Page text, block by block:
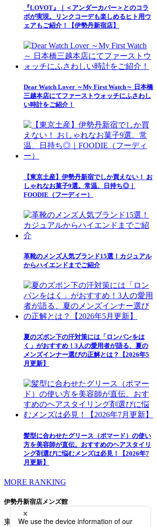
『LOVOT』｜＜アンダーカバー＞とのコラ
ボが実現。リンクコーデも楽しめるヒト用ウ
ェアもご紹介！【伊勢丹新宿店】
Dear Watch Lover ～My First Watch～ 日本橋
三越本店にてファーストウォッチにふさわし
い時計をご紹介！
【東京土産】伊勢丹新宿でしか買えない！ お
しゃれなお菓子9選。常温、日持ち◎｜
FOODIE（フーディー）
革靴のメンズ人気ブランド15選！カジュアル
からハイエンドまでご紹介
夏のズボン下の汗対策には「ロンパンをは
く」がおすすめ！3人の愛用者が語る、夏の
メンズインナー選びの正解とは？【2026年5
月更新】
髪型に合わせたグリース（ポマード）の使い
方を美容師が直伝。おすすめのヘアスタイリ
ング剤選びに悩むメンズは必見！【2026年7
月更新】
MORE RANKING
伊勢丹新宿店メンズ館
東京都新宿区新宿3-14-1TEL: 03-3352-